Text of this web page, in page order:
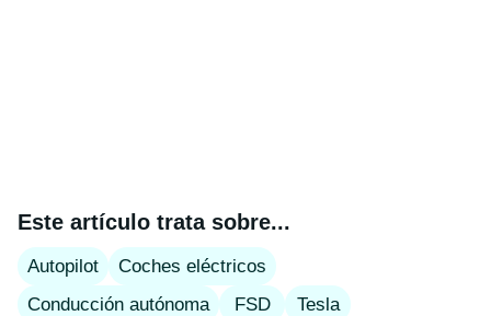
Este artículo trata sobre...
Autopilot
Coches eléctricos
Conducción autónoma
FSD Tesla